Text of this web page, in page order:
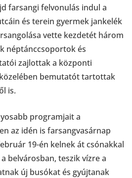
farsangi felvonulás indul a
és terein gyermek jankelék
vette kezdetét három
néptánccsoportok és
zajlottak a központi
bemutatót tartottak
is.
programjait a
az idén is farsangvasárnap
19-én kelnek át csónakkal
belvárosban, teszik vízre a
új busókat és gyújtanak